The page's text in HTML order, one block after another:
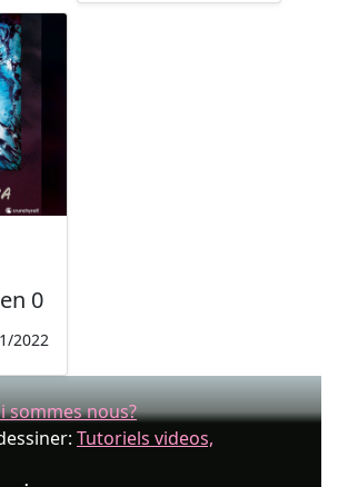
0
2022
sommes nous?
Tutoriels videos,